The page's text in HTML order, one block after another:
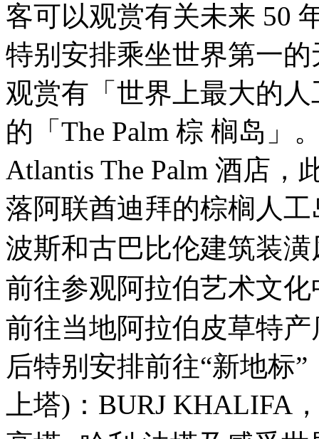
客可以观赏有关未来 50
特别安排乘坐世界第一
观赏有「世界上最大的
的「The Palm 棕 榈岛」
Atlantis The Palm 酒店，
落阿联酋迪拜的棕榈人
波斯和古巴比伦建筑装
前往参观阿拉伯艺术文
前往当地阿拉伯皮草特
后特别安排前往“新地标
上塔)：BURJ KHALIFA